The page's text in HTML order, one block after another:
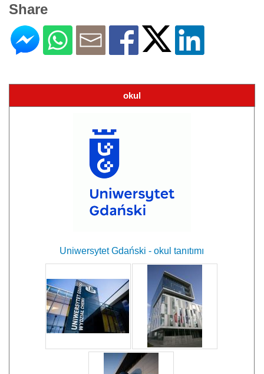
Share
okul
Uniwersytet Gdański - okul tanıtımı